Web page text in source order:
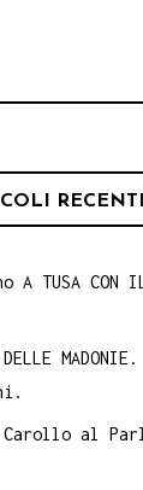
RECENTI
TUSA CON IL
DELLE
al